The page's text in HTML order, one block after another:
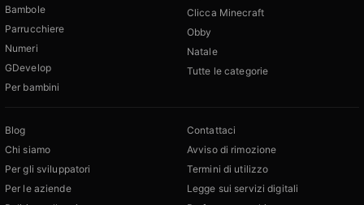
Bambole
Parrucchiere
Numeri
GDevelop
Per bambini
Clicca Minecraft
Obby
Natale
Tutte le categorie
Blog
Chi siamo
Per gli sviluppatori
Per le aziende
Contattaci
Avviso di rimozione
Termini di utilizzo
Legge sui servizi digitali